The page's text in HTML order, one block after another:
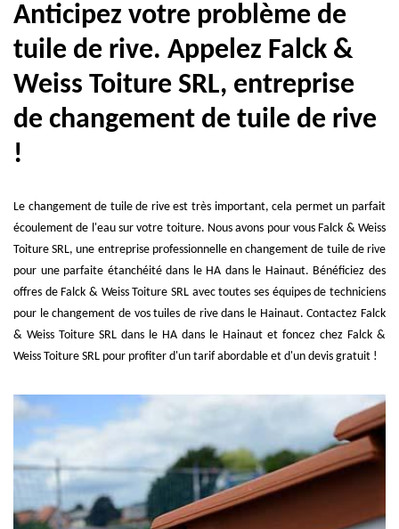
Anticipez votre problème de
tuile de rive. Appelez Falck &
Weiss Toiture SRL, entreprise
de changement de tuile de rive
!
Le changement de tuile de rive est très important, cela permet un parfait
écoulement de l'eau sur votre toiture. Nous avons pour vous Falck & Weiss
Toiture SRL, une entreprise professionnelle en changement de tuile de rive
pour une parfaite étanchéité dans le HA dans le Hainaut. Bénéficiez des
offres de Falck & Weiss Toiture SRL avec toutes ses équipes de techniciens
pour le changement de vos tuiles de rive dans le Hainaut. Contactez Falck
& Weiss Toiture SRL dans le HA dans le Hainaut et foncez chez Falck &
Weiss Toiture SRL pour profiter d'un tarif abordable et d'un devis gratuit !